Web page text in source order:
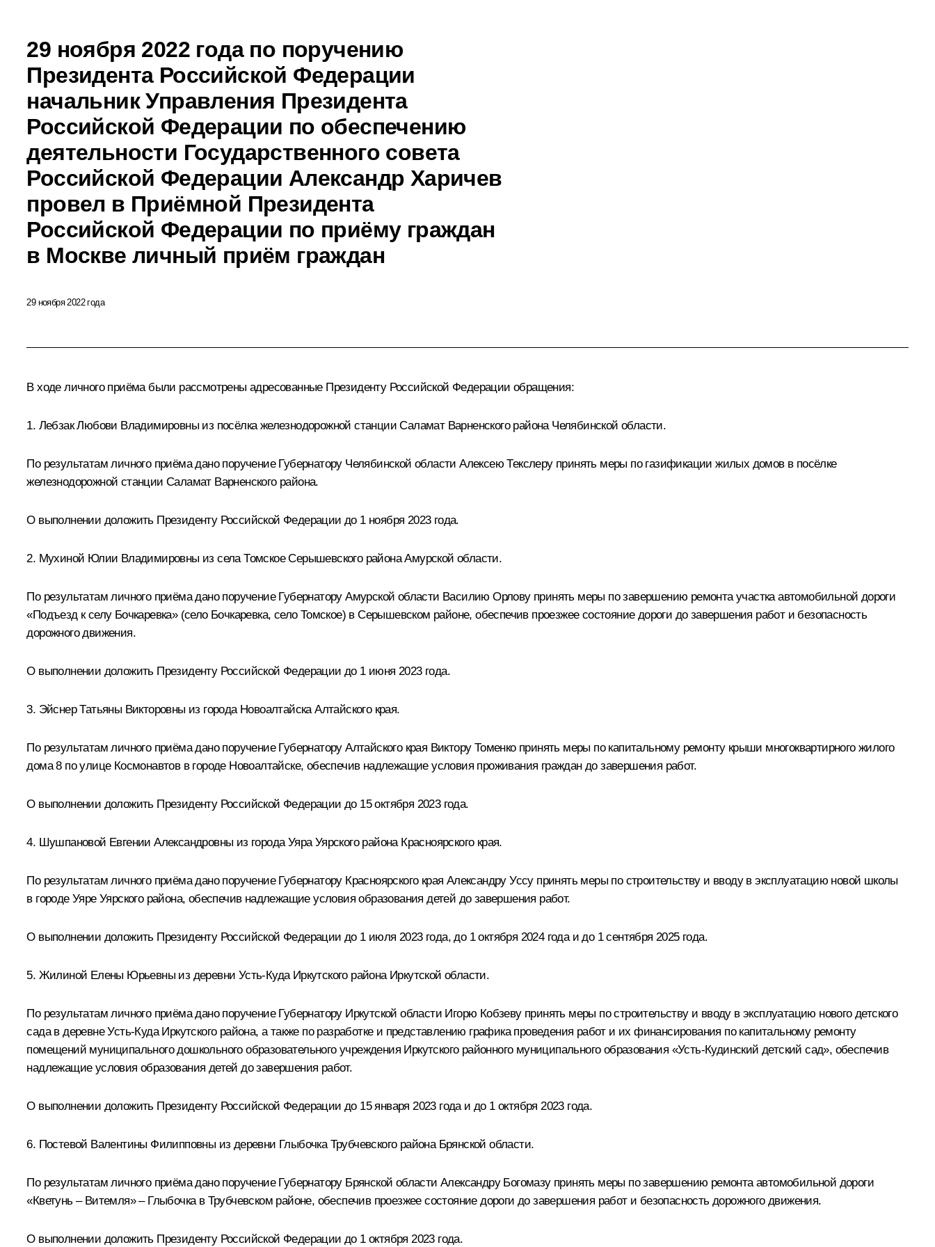
29 ноября 2022 года по поручению
Президента Российской Федерации
начальник Управления Президента
Российской Федерации по обеспечению
деятельности Государственного совета
Российской Федерации Александр Харичев
провел в Приёмной Президента
Российской Федерации по приёму граждан
в Москве личный приём граждан
29 ноября 2022 года
В ходе личного приёма были рассмотрены адресованные Президенту Российской Федерации обращения:
1. Лебзак Любови Владимировны из посёлка железнодорожной станции Саламат Варненского района Челябинской области.
По результатам личного приёма дано поручение Губернатору Челябинской области Алексею Текслеру принять меры по газификации жилых домов в посёлке
железнодорожной станции Саламат Варненского района.
О выполнении доложить Президенту Российской Федерации до 1 ноября 2023 года.
2. Мухиной Юлии Владимировны из села Томское Серышевского района Амурской области.
По результатам личного приёма дано поручение Губернатору Амурской области Василию Орлову принять меры по завершению ремонта участка автомобильной дороги
«Подъезд к селу Бочкаревка» (село Бочкаревка, село Томское) в Серышевском районе, обеспечив проезжее состояние дороги до завершения работ и безопасность
дорожного движения.
О выполнении доложить Президенту Российской Федерации до 1 июня 2023 года.
3. Эйснер Татьяны Викторовны из города Новоалтайска Алтайского края.
По результатам личного приёма дано поручение Губернатору Алтайского края Виктору Томенко принять меры по капитальному ремонту крыши многоквартирного жилого
дома 8 по улице Космонавтов в городе Новоалтайске, обеспечив надлежащие условия проживания граждан до завершения работ.
О выполнении доложить Президенту Российской Федерации до 15 октября 2023 года.
4. Шушпановой Евгении Александровны из города Уяра Уярского района Красноярского края.
По результатам личного приёма дано поручение Губернатору Красноярского края Александру Уссу принять меры по строительству и вводу в эксплуатацию новой школы
в городе Уяре Уярского района, обеспечив надлежащие условия образования детей до завершения работ.
О выполнении доложить Президенту Российской Федерации до 1 июля 2023 года, до 1 октября 2024 года и до 1 сентября 2025 года.
5. Жилиной Елены Юрьевны из деревни Усть-Куда Иркутского района Иркутской области.
По результатам личного приёма дано поручение Губернатору Иркутской области Игорю Кобзеву принять меры по строительству и вводу в эксплуатацию нового детского
сада в деревне Усть-Куда Иркутского района, а также по разработке и представлению графика проведения работ и их финансирования по капитальному ремонту
помещений муниципального дошкольного образовательного учреждения Иркутского районного муниципального образования «Усть-Кудинский детский сад», обеспечив
надлежащие условия образования детей до завершения работ.
О выполнении доложить Президенту Российской Федерации до 15 января 2023 года и до 1 октября 2023 года.
6. Постевой Валентины Филипповны из деревни Глыбочка Трубчевского района Брянской области.
По результатам личного приёма дано поручение Губернатору Брянской области Александру Богомазу принять меры по завершению ремонта автомобильной дороги
«Кветунь – Витемля» – Глыбочка в Трубчевском районе, обеспечив проезжее состояние дороги до завершения работ и безопасность дорожного движения.
О выполнении доложить Президенту Российской Федерации до 1 октября 2023 года.